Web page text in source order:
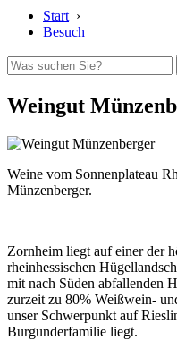
Start ›
Besuch
Weingut
Weine vom Sonnenplateau
Münzenberger.
Zornheim liegt auf einer der
rheinhessischen
mit nach Süden abfallenden
zurzeit zu 80% Weißwein-
unser Schwerpunkt auf
Burgunderfamilie liegt.